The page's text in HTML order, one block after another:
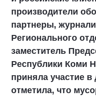
производители
партнеры,
Регионального
заместитель
Республики Коми
приняла участие
отметила, что